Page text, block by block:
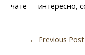
чате — интересно,
← Previous Post